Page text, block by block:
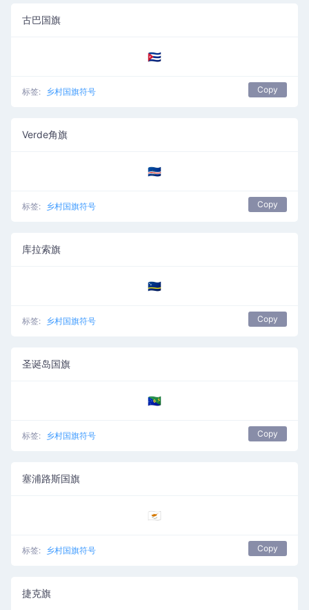
古巴国旗
🇨🇺
标签: 乡村国旗符号 Copy
Verde角旗
🇨🇻
标签: 乡村国旗符号 Copy
库拉索旗
🇨🇼
标签: 乡村国旗符号 Copy
圣诞岛国旗
🇨🇽
标签: 乡村国旗符号 Copy
塞浦路斯国旗
🇨🇾
标签: 乡村国旗符号 Copy
捷克旗